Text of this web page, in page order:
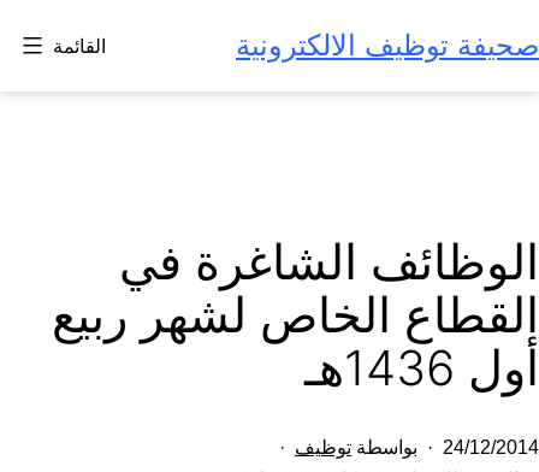
إلى
المحتوى
صحيفة توظيف الالكترونية القائمة
الوظائف الشاغرة في
القطاع الخاص لشهر ربيع
أول 1436هـ
تم
24/12/2014 بواسطة توظيف